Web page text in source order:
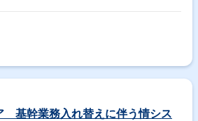
基幹業務入れ替えに伴う情シス